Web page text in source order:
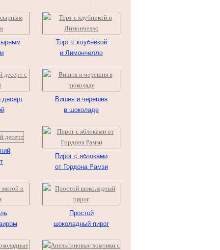
Торт с клубникой
и Лимончелло
Вишня и черешня
в шоколаде
Пирог с яблоками
от Гордона Рамзи
Простой
шоколадный пирог